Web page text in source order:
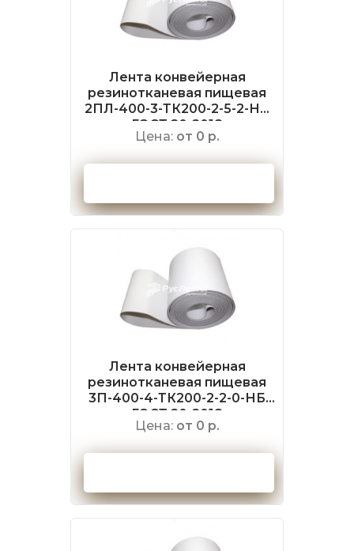
Лента конвейерная
резинотканевая пищевая
2ПЛ-400-3-ТК200-2-5-2-НБ
ГОСТ 20-2018
Цена: от 0 р.
Лента конвейерная
резинотканевая пищевая
3П-400-4-ТК200-2-2-0-НБ
ГОСТ 20-2018
Цена: от 0 р.